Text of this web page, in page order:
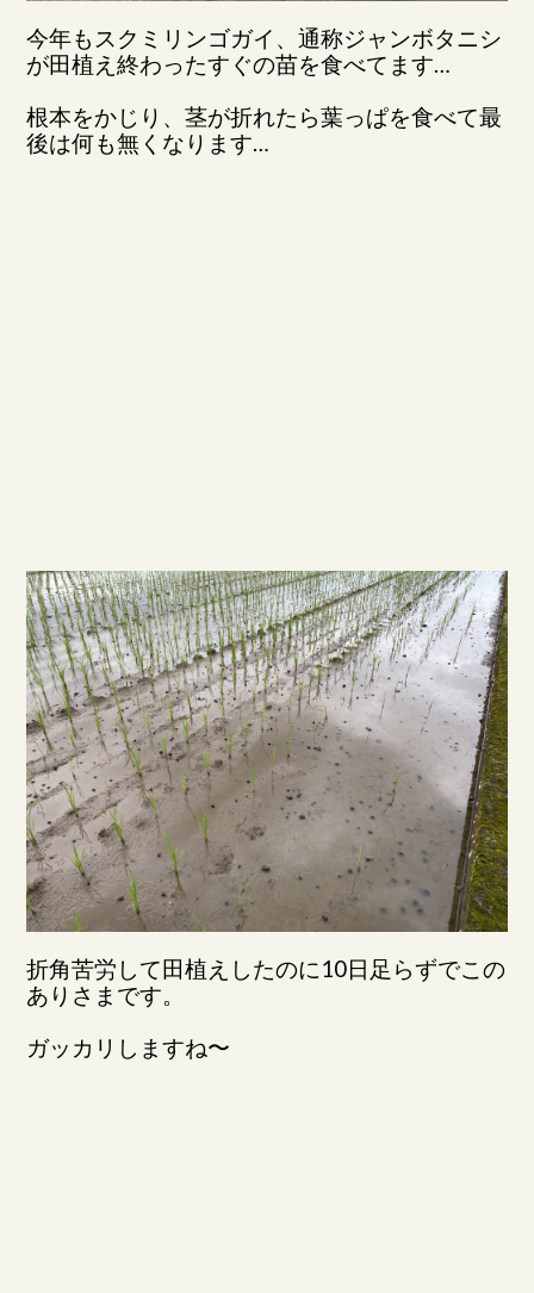
今年もスクミリンゴガイ、通称ジャンボタニシ
が田植え終わったすぐの苗を食べてます…
根本をかじり、茎が折れたら葉っぱを食べて最
後は何も無くなります…
折角苦労して田植えしたのに10日足らずでこの
ありさまです。
ガッカリしますね〜